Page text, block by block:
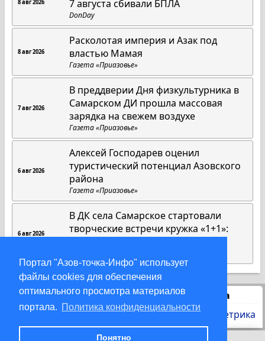
Портал "Азов-точка-Инфо" использует
файлы cookies для обеспечения
оптимального просмотра материалов
портала. Политика конфиденциальности
Понятно
8 авг 2026
7 августа сбивали БПЛА
DonDay
8 авг 2026
Расколотая империя и Азак под
властью Мамая
Газета «Приазовье»
7 авг 2026
В преддверии Дня физкультурника в
Самарском ДИ прошла массовая
зарядка на свежем воздухе
Газета «Приазовье»
6 авг 2026
Алексей Господарев оценил
туристический потенциал Азовского
района
Газета «Приазовье»
6 авг 2026
В ДК села Самарское стартовали
творческие встречи кружка «1+1»:
инклюзия без границ
Статистика